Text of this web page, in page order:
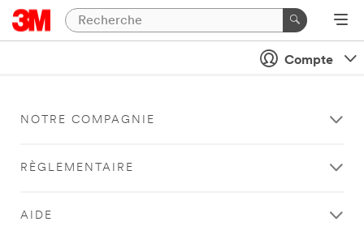
Compte
NOTRE COMPAGNIE
RÈGLEMENTAIRE
AIDE